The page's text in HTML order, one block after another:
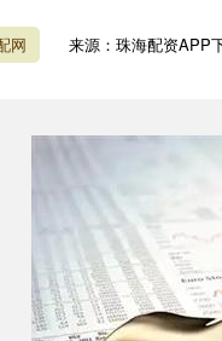
网 来源：珠海配资APP